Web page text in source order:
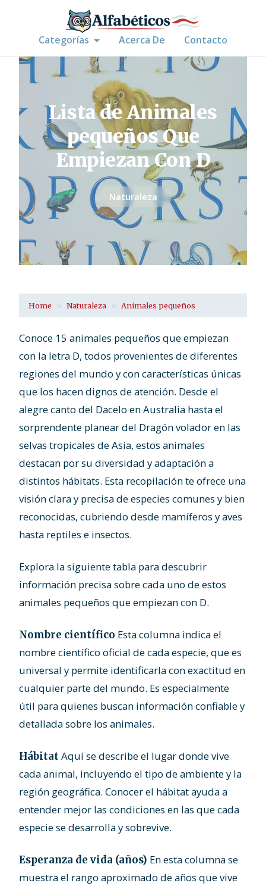
Categorías Acerca De Contacto
Lista de Animales
pequeños Que
Empiezan Con D
Naturaleza
Home Naturaleza Animales pequeños
Conoce 15 animales pequeños que empiezan
con la letra D, todos provenientes de diferentes
regiones del mundo y con características únicas
que los hacen dignos de atención. Desde el
alegre canto del Dacelo en Australia hasta el
sorprendente planear del Dragón volador en las
selvas tropicales de Asia, estos animales
destacan por su diversidad y adaptación a
distintos hábitats. Esta recopilación te ofrece una
visión clara y precisa de especies comunes y bien
reconocidas, cubriendo desde mamíferos y aves
hasta reptiles e insectos.
Explora la siguiente tabla para descubrir
información precisa sobre cada uno de estos
animales pequeños que empiezan con D.
Nombre científico Esta columna indica el
nombre científico oficial de cada especie, que es
universal y permite identificarla con exactitud en
cualquier parte del mundo. Es especialmente
útil para quienes buscan información confiable y
detallada sobre los animales.
HábitatAquí se describe el lugar donde vive
cada animal, incluyendo el tipo de ambiente y la
región geográfica. Conocer el hábitat ayuda a
entender mejor las condiciones en las que cada
especie se desarrolla y sobrevive.
Esperanza de vida (años) En esta columna se
muestra el rango aproximado de años que vive